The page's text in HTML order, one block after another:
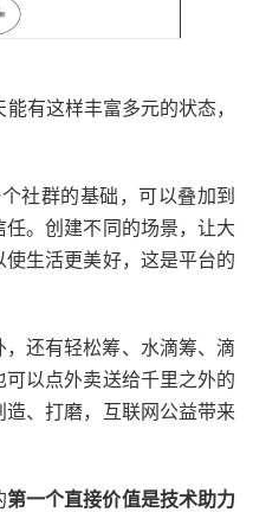
有这样丰富多元的状态，
社群的基础，可以叠加到
。创建不同的场景，让大
生活更美好，这是平台的
还有轻松筹、水滴筹、滴
以点外卖送给千里之外的
、打磨，互联网公益带来
第一个直接价值是技术助力